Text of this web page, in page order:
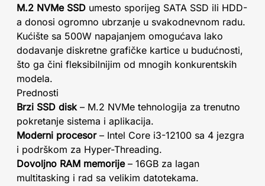
M.2 NVMe SSD umesto sporijeg SATA SSD ili HDD-
a donosi ogromno ubrzanje u svakodnevnom radu.
Kućište sa 500W napajanjem omogućava lako
dodavanje diskretne grafičke kartice u budućnosti,
što ga čini fleksibilnijim od mnogih konkurentskih
modela.
Prednosti
Brzi SSD disk– M.2 NVMe tehnologija za trenutno
pokretanje sistema i aplikacija.
Moderni procesor– Intel Core i3-12100 sa 4 jezgra
i podrškom za Hyper-Threading.
Dovoljno RAM memorije– 16GB za lagan
multitasking i rad sa velikim datotekama.